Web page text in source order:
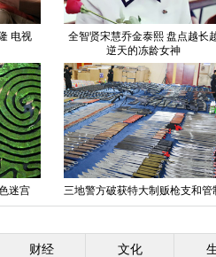
奶茶妹妹与大19岁京东老总最新
恩爱照
图片故事：90后入殓师只为留下
永恒美丽
财经 文化